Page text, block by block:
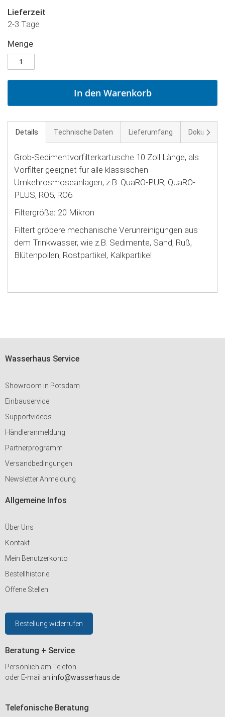
Lieferzeit
2-3 Tage
Menge
In den Warenkorb
Details Technische Daten Lieferumfang
Grob-Sedimentvorfilterkartusche 10 Zoll Länge, als
Vorfilter geeignet für alle klassischen
Umkehrosmoseanlagen, z.B. QuaRO-PUR, QuaRO-
PLUS, RO5, RO6.
Filtergröße: 20 Mikron
Filtert gröbere mechanische Verunreinigungen aus
dem Trinkwasser, wie z.B. Sedimente, Sand, Ruß,
Blütenpollen, Rostpartikel, Kalkpartikel
Wasserhaus Service
Showroom in Potsdam
Einbauservice
Supportvideos
Händleranmeldung
Partnerprogramm
Versandbedingungen
Newsletter Anmeldung
Allgemeine Infos
Über Uns
Kontakt
Mein Benutzerkonto
Bestellhistorie
Offene Stellen
Bestellung widerrufen
Beratung + Service
Persönlich am Telefon
oder E-mail an info@wasserhaus.de
Telefonische Beratung